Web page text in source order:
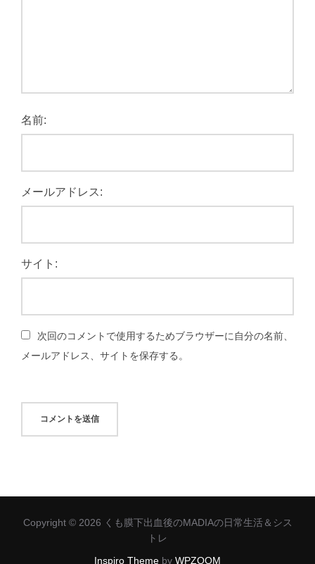
名前:
メールアドレス:
サイト:
次回のコメントで使用するためブラウザーに自分の名前、
メールアドレス、サイトを保存する。
Copyright © 2026 くも膜下出血後のMADIAの日常生活＆シス
トレ
Inspiro Theme by WPZOOM